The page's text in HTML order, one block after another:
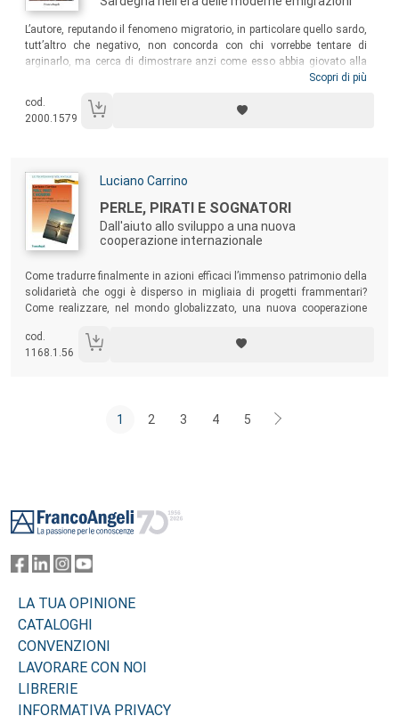
Sommario:
L’autore, reputando il fenomeno migratorio, in particolare quello sardo,
tutt’altro che negativo, non concorda con chi vorrebbe tentare di
arginarlo, ma cerca di dimostrare anzi come esso abbia giovato alla
società aiutandola a crescere e migliorare. Questo volume intende
siano responsabili dell’abbandono del territorio da parte di tanti sardi.
Allo stesso modo, nel proporre rimedi alle distorsioni create, cerca di
Scopri di più
cod.
2000.1579
Autori:
Luciano Carrino
Titolo:
PERLE, PIRATI E SOGNATORI
Dall'aiuto allo sviluppo a una nuova
cooperazione internazionale
Come tradurre finalmente in azioni efficaci l’immenso patrimonio della
solidarietà che oggi è disperso in migliaia di progetti frammentari?
Come realizzare, nel mondo globalizzato, una nuova cooperazione
cooperazione e vorrebbe che servisse davvero a rendere lo sviluppo
migliore di com’è oggi.
cod.
1168.1.56
1 2 3 4 5
LA TUA OPINIONE
CATALOGHI
CONVENZIONI
LAVORARE CON NOI
LIBRERIE
INFORMATIVA PRIVACY